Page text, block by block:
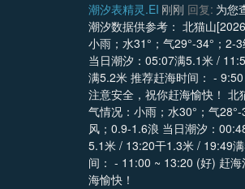
潮汐表精灵.EI 刚刚 回复: 为您
潮汐数据供参考： 北猫山
小雨；水31°；气29°-34°；2-
当日潮汐：05:07满5.1米 /
满5.2米 推荐赶海时间： -
注意安全，祝你赶海愉快！ 北猫山[2026-8-9] 天
气情况：小雨；水30°；气
风；0.9-1.6浪 当日潮汐：
5.1米 / 13:20干1.3米 / 19:49
间： - 11:00 ~ 13:20 (好) 赶
海愉快！